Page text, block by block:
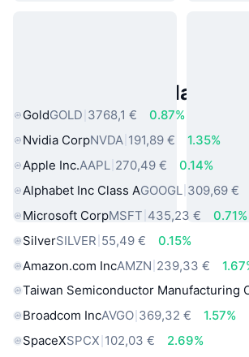
Asset reali popolari
GoldGOLD 3768,1 €
0.87%
Nvidia CorpNVDA 191,89 €
1.35%
Apple Inc.AAPL 270,49 €
0.14%
Alphabet Inc Class AGOOGL 309,69 €
Microsoft CorpMSFT 435,23 €
0.71%
SilverSILVER 55,49 €
0.15%
Amazon.com IncAMZN 239,33 €
Taiwan Semiconductor Manufacturing
Broadcom IncAVGO 369,32 €
1.57%
SpaceXSPCX 102,03 €
2.69%